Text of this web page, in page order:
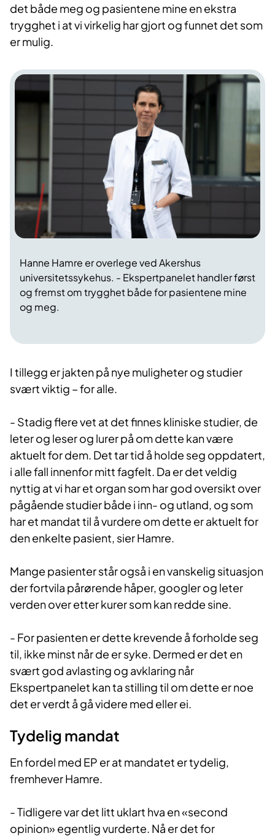
det både meg og pasientene mine en ekstra
trygghet i at vi virkelig har gjort og funnet det som
er mulig.
Hanne Hamre er overlege ved Akershus
universitetssykehus. - Ekspertpanelet handler først
og fremst om trygghet både for pasientene mine
og meg.
I tillegg er jakten på nye muligheter og studier
svært viktig – for alle.
- Stadig flere vet at det finnes kliniske studier, de
leter og leser og lurer på om dette kan være
aktuelt for dem. Det tar tid å holde seg oppdatert,
i alle fall innenfor mitt fagfelt. Da er det veldig
nyttig at vi har et organ som har god oversikt over
pågående studier både i inn- og utland, og som
har et mandat til å vurdere om dette er aktuelt for
den enkelte pasient, sier Hamre.
Mange pasienter står også i en vanskelig situasjon
der fortvila pårørende håper, googler og leter
verden over etter kurer som kan redde sine.
- For pasienten er dette krevende å forholde seg
til, ikke minst når de er syke. Dermed er det en
svært god avlasting og avklaring når
Ekspertpanelet kan ta stilling til om dette er noe
det er verdt å gå videre med eller ei.
Tydelig mandat
En fordel med EP er at mandatet er tydelig,
fremhever Hamre.
- Tidligere var det litt uklart hva en «second
opinion» egentlig vurderte. Nå er det for